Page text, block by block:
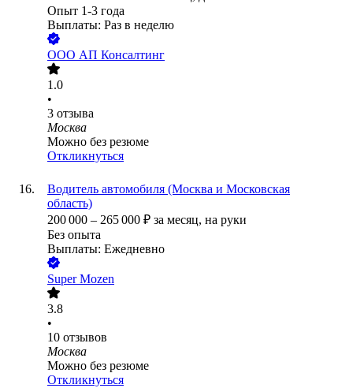
Опыт 1-3 года
Выплаты: Раз в неделю
ООО АП Консалтинг
1.0
•
3 отзыва
Москва
Можно без резюме
Откликнуться
Водитель автомобиля (Москва и Московская
область)
200 000 – 265 000 ₽ за месяц, на руки
Без опыта
Выплаты: Ежедневно
Super Mozen
3.8
•
10 отзывов
Москва
Можно без резюме
Откликнуться